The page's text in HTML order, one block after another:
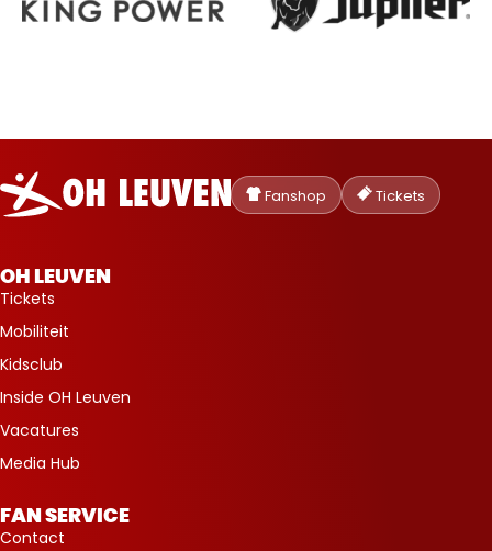
Oud-
Heverlee
Leuven
Fanshop Tickets
OH LEUVEN
Tickets
Mobiliteit
Kidsclub
Inside OH Leuven
Vacatures
Media Hub
FAN SERVICE
Contact